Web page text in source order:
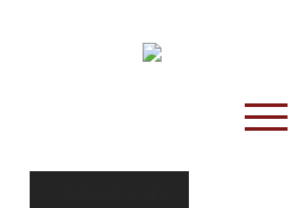
TruckOnline.de
open
menu
facebook